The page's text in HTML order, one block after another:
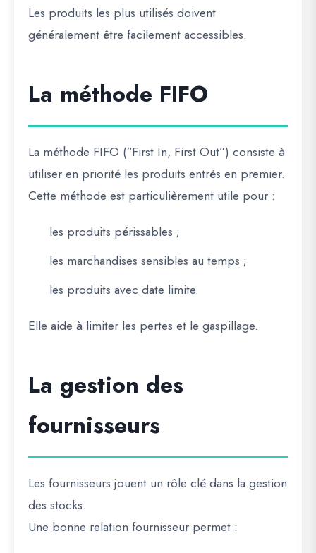
Les produits les plus utilisés doivent
généralement être facilement accessibles.
La méthode FIFO
La méthode FIFO (“First In, First Out”) consiste à
utiliser en priorité les produits entrés en premier.
Cette méthode est particulièrement utile pour :
les produits périssables ;
les marchandises sensibles au temps ;
les produits avec date limite.
Elle aide à limiter les pertes et le gaspillage.
La gestion des
fournisseurs
Les fournisseurs jouent un rôle clé dans la gestion
des stocks.
Une bonne relation fournisseur permet :